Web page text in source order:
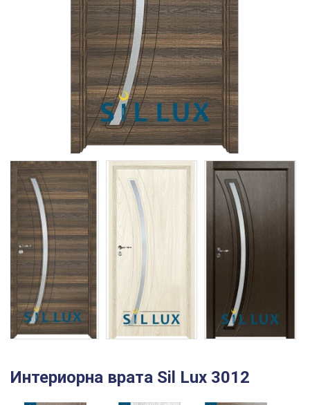
Интериорна врата Sil Lux 3012